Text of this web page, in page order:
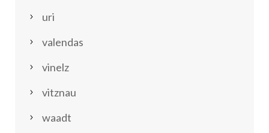
uri
valendas
vinelz
vitznau
waadt